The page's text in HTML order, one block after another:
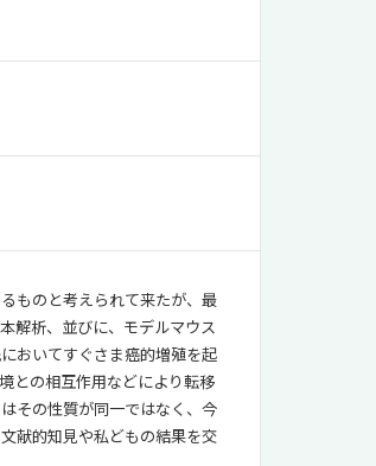
ものと考えられて来たが、最
解析、並びに、モデルマウス
おいてすぐさま癌的増殖を起
との相互作用などにより転移
その性質が同一ではなく、今
献的知見や私どもの結果を交